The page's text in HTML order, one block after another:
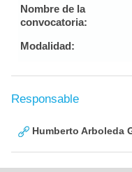
Nombre de la
convocatoria:
Modalidad:
Responsable
Humberto Arboleda